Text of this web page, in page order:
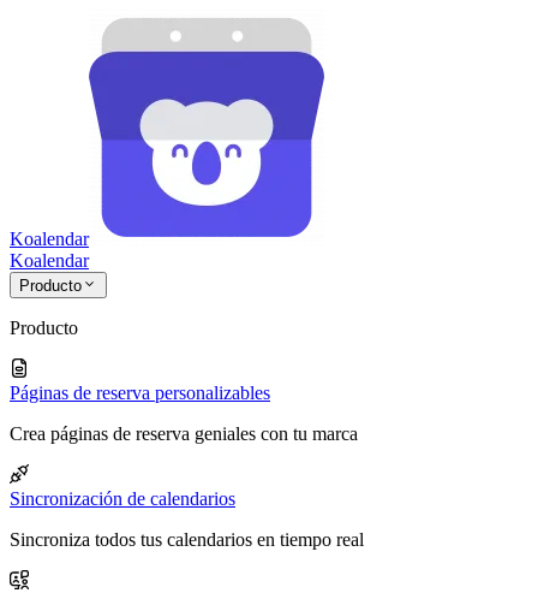
Koalendar
Koalendar
Producto
Producto
Páginas de reserva personalizables
Crea páginas de reserva geniales con tu marca
Sincronización de calendarios
Sincroniza todos tus calendarios en tiempo real